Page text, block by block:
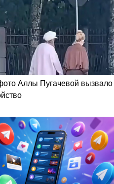
Аллы Пугачевой вызвало